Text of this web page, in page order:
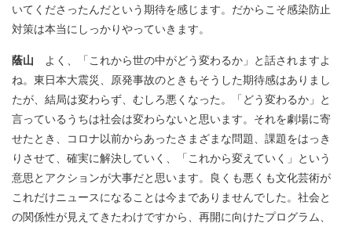
いてくださったんだという期待を感じます。だからこそ感染防止
対策は本当にしっかりやっていきます。
蔭山 よく、「これから世の中がどう変わるか」と話されますよ
ね。東日本大震災、原発事故のときもそうした期待感はありまし
たが、結局は変わらず、むしろ悪くなった。「どう変わるか」と
言っているうちは社会は変わらないと思います。それを劇場に寄
せたとき、コロナ以前からあったさまざまな問題、課題をはっき
りさせて、確実に解決していく、「これから変えていく」という
意思とアクションが大事だと思います。良くも悪くも文化芸術が
これだけニュースになることは今までありませんでした。社会と
の関係性が見えてきたわけですから、再開に向けたプログラム、